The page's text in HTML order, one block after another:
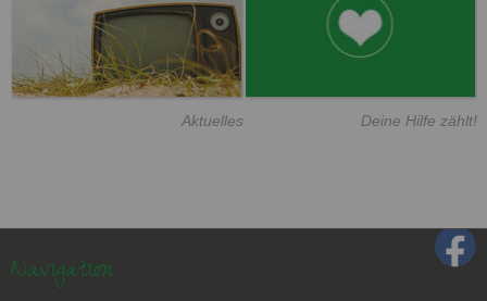
Aktuelles Deine Hilfe zählt!
Navigation